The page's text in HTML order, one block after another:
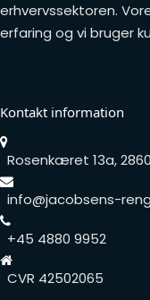
erhvervssektoren.
erfaring og vi bruger
Kontakt information
Rosenkæret 13a,
info@jacobsens-
+45 4880 9952
CVR 42502065